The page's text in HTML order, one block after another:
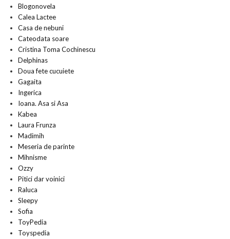
Blogonovela
Calea Lactee
Casa de nebuni
Cateodata soare
Cristina Toma Cochinescu
Delphinas
Doua fete cucuiete
Gagaita
Ingerica
Ioana. Asa si Asa
Kabea
Laura Frunza
Madimih
Meseria de parinte
Mihnisme
Ozzy
Pitici dar voinici
Raluca
Sleepy
Sofia
ToyPedia
Toyspedia